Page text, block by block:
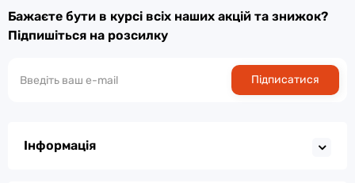
Бажаєте бути в курсі всіх наших акцій та знижок?
Підпишіться на розсилку
Підписатися
Інформація